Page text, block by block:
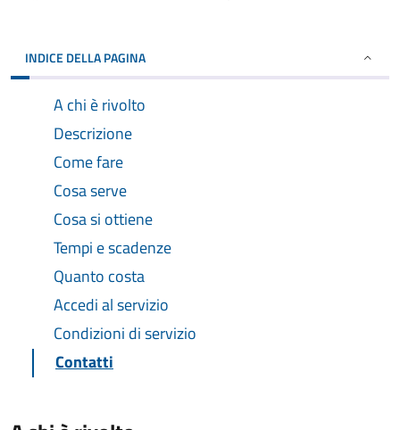
INDICE DELLA PAGINA
A chi è rivolto
Descrizione
Come fare
Cosa serve
Cosa si ottiene
Tempi e scadenze
Quanto costa
Accedi al servizio
Condizioni di servizio
Contatti